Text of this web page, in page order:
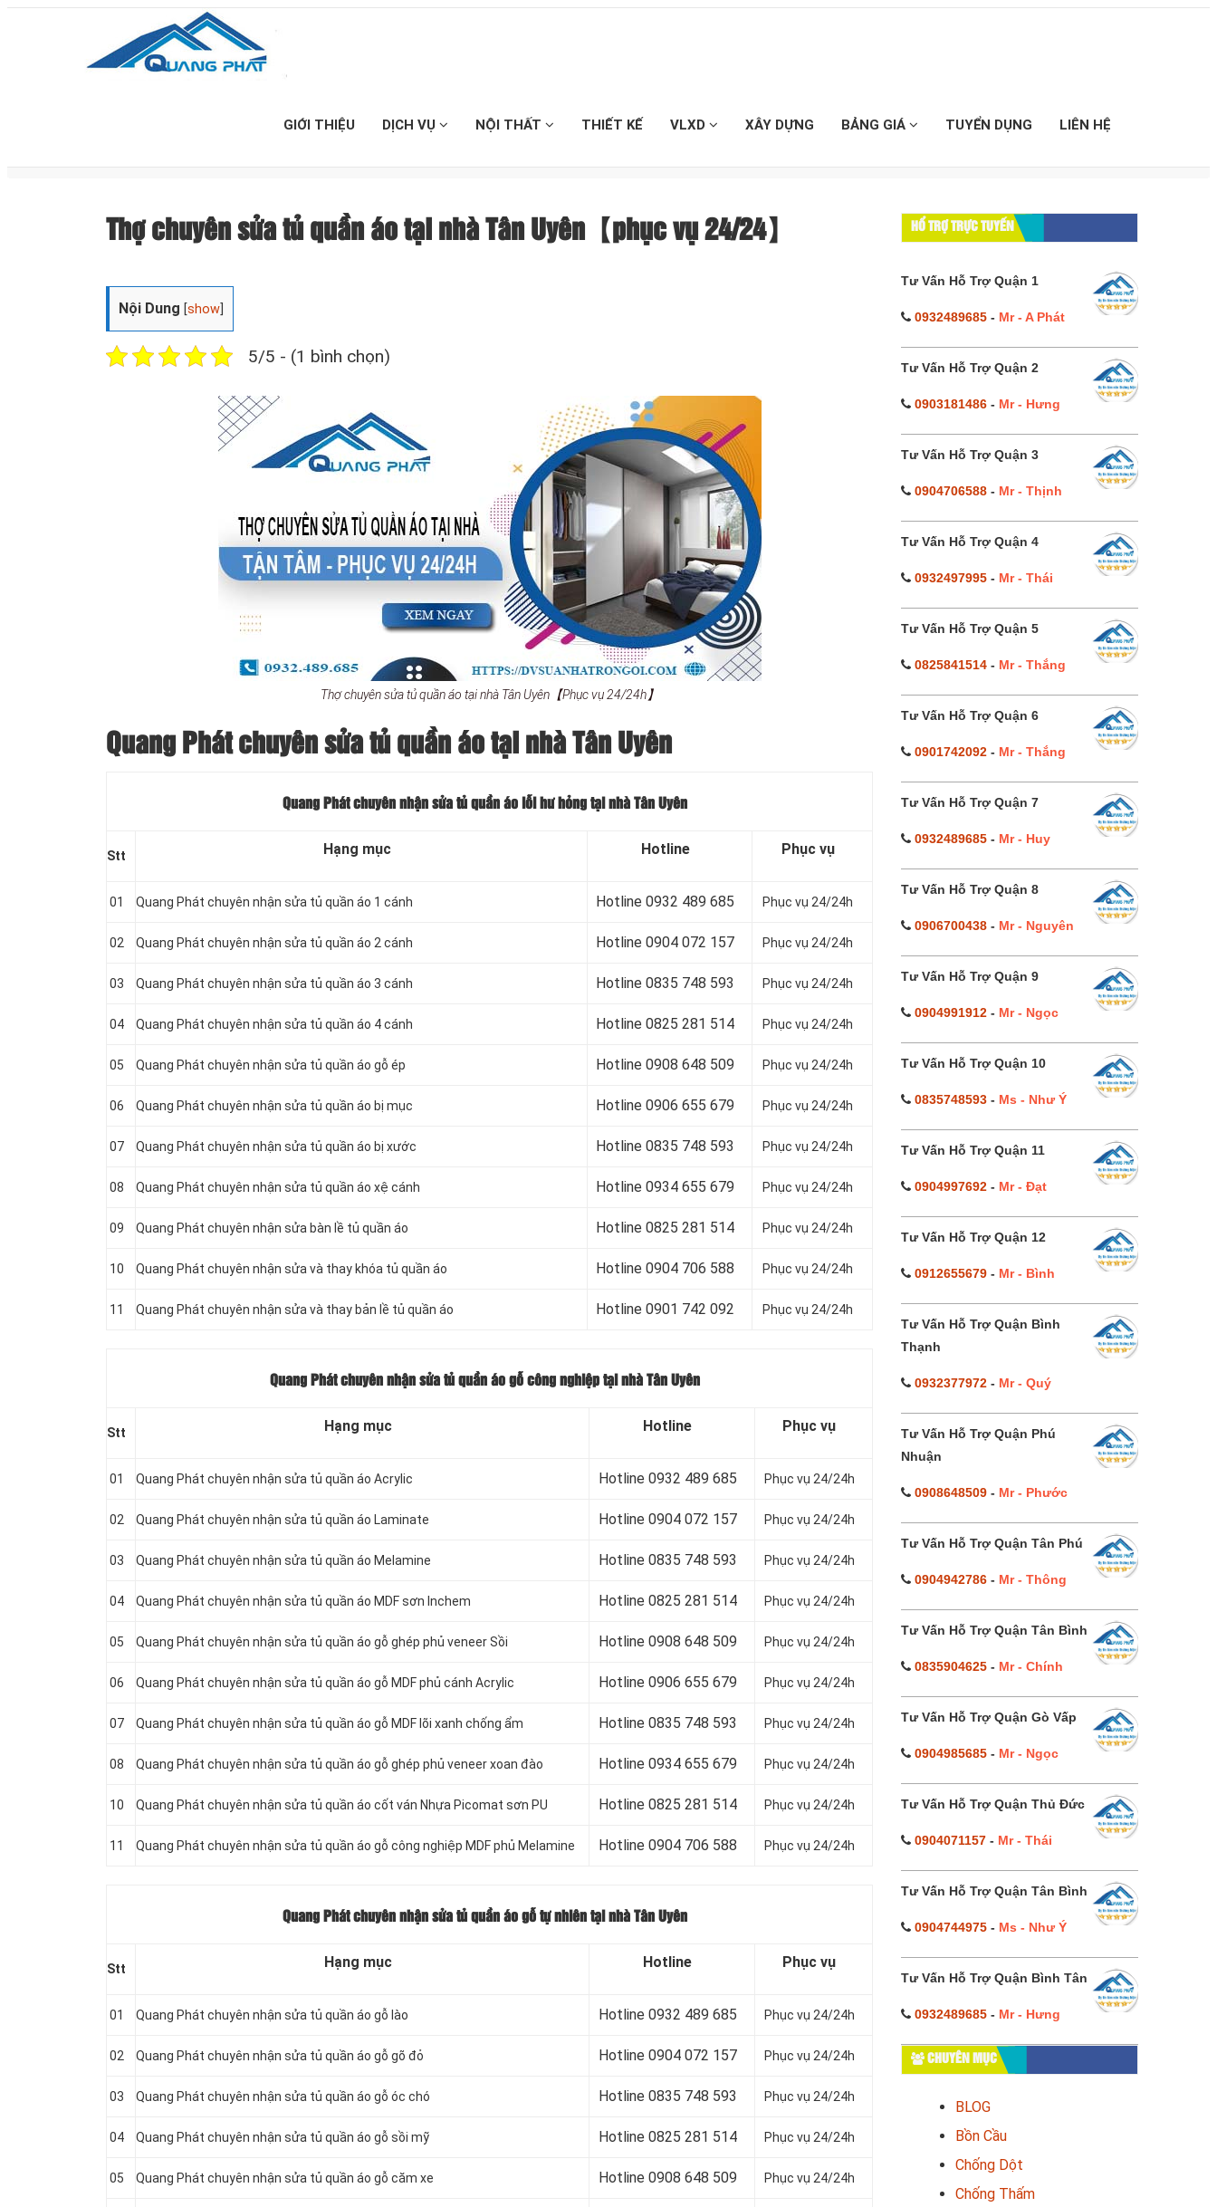
GIỚI THIỆU DỊCH VỤ NỘI THẤT THIẾT KẾ VLXD XÂY DỰNG BẢNG GIÁ TUYỂN DỤNG LIÊN HỆ
Thợ chuyên sửa tủ quần áo tại nhà Tân Uyên【phục vụ 24/24】
Nội Dung [show
5/5 - (1 bình chọn)
Thợ chuyên sửa tủ quần áo tại nhà Tân Uyên【Phục vụ 24/24h】
Quang Phát chuyên sửa tủ quần áo tại nhà Tân Uyên
Quang Phát chuyên nhận sửa tủ quần áo lỗi hư hỏng tại nhà Tân Uyên
Stt Hạng mục Hotline Phục vụ
01 Quang Phát chuyên nhận sửa tủ quần áo 1 cánh Hotline 0932 489 685 Phục vụ 24/24h
02 Quang Phát chuyên nhận sửa tủ quần áo 2 cánh Hotline 0904 072 157 Phục vụ 24/24h
03 Quang Phát chuyên nhận sửa tủ quần áo 3 cánh Hotline 0835 748 593 Phục vụ 24/24h
04 Quang Phát chuyên nhận sửa tủ quần áo 4 cánh Hotline 0825 281 514 Phục vụ 24/24h
05 Quang Phát chuyên nhận sửa tủ quần áo gỗ ép Hotline 0908 648 509 Phục vụ 24/24h
06 Quang Phát chuyên nhận sửa tủ quần áo bị mục Hotline 0906 655 679 Phục vụ 24/24h
07 Quang Phát chuyên nhận sửa tủ quần áo bị xước Hotline 0835 748 593 Phục vụ 24/24h
08 Quang Phát chuyên nhận sửa tủ quần áo xệ cánh Hotline 0934 655 679 Phục vụ 24/24h
09 Quang Phát chuyên nhận sửa bàn lề tủ quần áo Hotline 0825 281 514 Phục vụ 24/24h
10 Quang Phát chuyên nhận sửa và thay khóa tủ quần áo Hotline 0904 706 588 Phục vụ 24/24h
11 Quang Phát chuyên nhận sửa và thay bản lề tủ quần áo Hotline 0901 742 092 Phục vụ 24/24h
Quang Phát chuyên nhận sửa tủ quần áo gỗ công nghiệp tại nhà Tân Uyên
Stt Hạng mục Hotline Phục vụ
01 Quang Phát chuyên nhận sửa tủ quần áo Acrylic Hotline 0932 489 685 Phục vụ 24/24h
02 Quang Phát chuyên nhận sửa tủ quần áo Laminate Hotline 0904 072 157 Phục vụ 24/24h
03 Quang Phát chuyên nhận sửa tủ quần áo Melamine Hotline 0835 748 593 Phục vụ 24/24h
04 Quang Phát chuyên nhận sửa tủ quần áo MDF sơn Inchem Hotline 0825 281 514 Phục vụ 24/24h
05 Quang Phát chuyên nhận sửa tủ quần áo gỗ ghép phủ veneer Sồi Hotline 0908 648 509 Phục vụ 24/24h
06 Quang Phát chuyên nhận sửa tủ quần áo gỗ MDF phủ cánh Acrylic Hotline 0906 655 679 Phục vụ 24/24h
07 Quang Phát chuyên nhận sửa tủ quần áo gỗ MDF lõi xanh chống ẩm Hotline 0835 748 593 Phục vụ 24/24h
08 Quang Phát chuyên nhận sửa tủ quần áo gỗ ghép phủ veneer xoan đào Hotline 0934 655 679 Phục vụ 24/24h
10 Quang Phát chuyên nhận sửa tủ quần áo cốt ván Nhựa Picomat sơn PU Hotline 0825 281 514 Phục vụ 24/24h
11 Quang Phát chuyên nhận sửa tủ quần áo gỗ công nghiệp MDF phủ Melamine Hotline 0904 706 588 Phục vụ 24/24h
Quang Phát chuyên nhận sửa tủ quần áo gỗ tự nhiên tại nhà Tân Uyên
Stt Hạng mục Hotline Phục vụ
01 Quang Phát chuyên nhận sửa tủ quần áo gỗ lào Hotline 0932 489 685 Phục vụ 24/24h
02 Quang Phát chuyên nhận sửa tủ quần áo gỗ gõ đỏ Hotline 0904 072 157 Phục vụ 24/24h
03 Quang Phát chuyên nhận sửa tủ quần áo gỗ óc chó Hotline 0835 748 593 Phục vụ 24/24h
04 Quang Phát chuyên nhận sửa tủ quần áo gỗ sồi mỹ Hotline 0825 281 514 Phục vụ 24/24h
05 Quang Phát chuyên nhận sửa tủ quần áo gỗ căm xe Hotline 0908 648 509 Phục vụ 24/24h
HỔ TRỢ TRỰC TUYẾN
Tư Vấn Hỗ Trợ Quận 1
0932489685- Mr - A Phát
Tư Vấn Hỗ Trợ Quận 2
0903181486- Mr - Hưng
Tư Vấn Hỗ Trợ Quận 3
0904706588- Mr - Thịnh
Tư Vấn Hỗ Trợ Quận 4
0932497995- Mr - Thái
Tư Vấn Hỗ Trợ Quận 5
0825841514- Mr - Thắng
Tư Vấn Hỗ Trợ Quận 6
0901742092- Mr - Thắng
Tư Vấn Hỗ Trợ Quận 7
0932489685- Mr - Huy
Tư Vấn Hỗ Trợ Quận 8
0906700438- Mr - Nguyên
Tư Vấn Hỗ Trợ Quận 9
0904991912- Mr - Ngọc
Tư Vấn Hỗ Trợ Quận 10
0835748593- Ms - Như Ý
Tư Vấn Hỗ Trợ Quận 11
0904997692- Mr - Đạt
Tư Vấn Hỗ Trợ Quận 12
0912655679- Mr - Bình
Tư Vấn Hỗ Trợ Quận Bình
Thạnh
0932377972- Mr - Quý
Tư Vấn Hỗ Trợ Quận Phú
Nhuận
0908648509- Mr - Phước
Tư Vấn Hỗ Trợ Quận Tân Phú
0904942786- Mr - Thông
Tư Vấn Hỗ Trợ Quận Tân Bình
0835904625- Mr - Chính
Tư Vấn Hỗ Trợ Quận Gò Vấp
0904985685- Mr - Ngọc
Tư Vấn Hỗ Trợ Quận Thủ Đức
0904071157- Mr - Thái
Tư Vấn Hỗ Trợ Quận Tân Bình
0904744975- Ms - Như Ý
Tư Vấn Hỗ Trợ Quận Bình Tân
0932489685- Mr - Hưng
CHUYÊN MỤC
BLOG
Bồn Cầu
Chống Dột
Chống Thấm